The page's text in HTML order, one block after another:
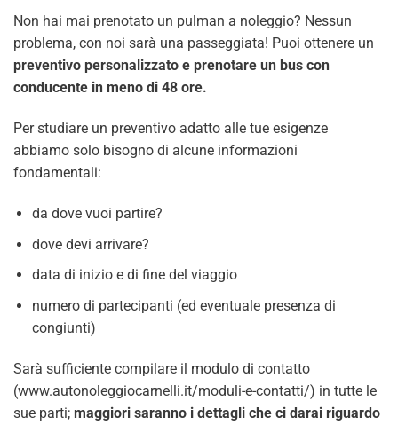
Non hai mai prenotato un pulman a noleggio? Nessun
problema, con noi sarà una passeggiata! Puoi ottenere un
preventivo personalizzato e prenotare un bus con
conducente in meno di 48 ore.
Per studiare un preventivo adatto alle tue esigenze
abbiamo solo bisogno di alcune informazioni
fondamentali:
da dove vuoi partire?
dove devi arrivare?
data di inizio e di fine del viaggio
numero di partecipanti (ed eventuale presenza di
congiunti)
Sarà sufficiente compilare il modulo di contatto
(www.autonoleggiocarnelli.it/moduli-e-contatti/) in tutte le
sue parti; maggiori saranno i dettagli che ci darai riguardo